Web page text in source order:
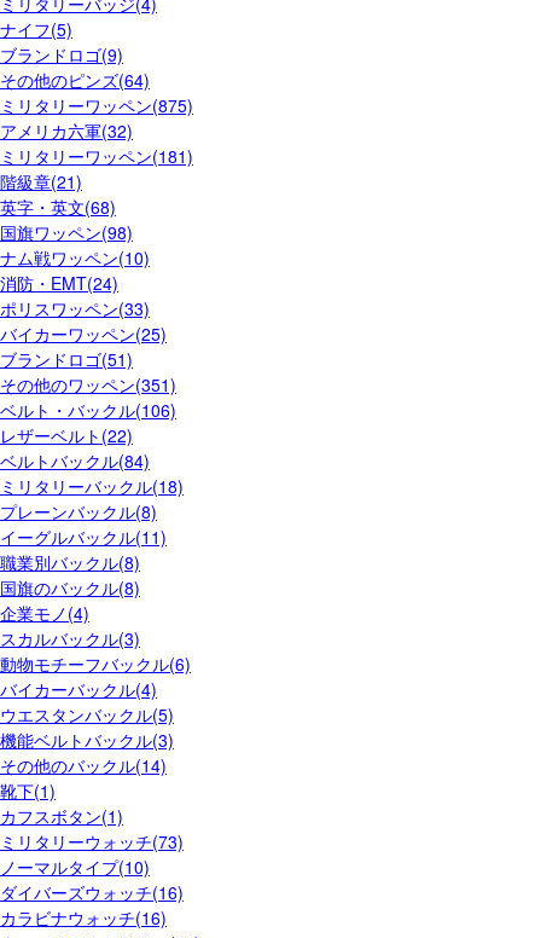
ナイフ(5)
ブランドロゴ(9)
その他のピンズ(64)
ミリタリーワッペン(875)
アメリカ六軍(32)
ミリタリーワッペン(181)
階級章(21)
英字・英文(68)
国旗ワッペン(98)
ナム戦ワッペン(10)
消防・EMT(24)
ポリスワッペン(33)
バイカーワッペン(25)
ブランドロゴ(51)
その他のワッペン(351)
ベルト・バックル(106)
レザーベルト(22)
ベルトバックル(84)
ミリタリーバックル(18)
プレーンバックル(8)
イーグルバックル(11)
職業別バックル(8)
国旗のバックル(8)
企業モノ(4)
スカルバックル(3)
動物モチーフバックル(6)
バイカーバックル(4)
ウエスタンバックル(5)
機能ベルトバックル(3)
その他のバックル(14)
靴下(1)
カフスボタン(1)
ミリタリーウォッチ(73)
ノーマルタイプ(10)
ダイバーズウォッチ(16)
カラビナウォッチ(16)